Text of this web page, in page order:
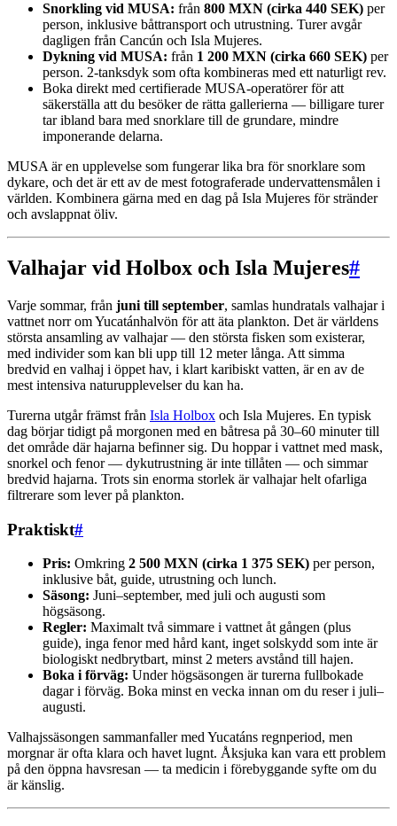
Snorkling vid MUSA: från 800 MXN (cirka 440 SEK) per
person, inklusive båttransport och utrustning. Turer avgår
dagligen från Cancún och Isla Mujeres.
Dykning vid MUSA: från 1 200 MXN (cirka 660 SEK) per
person. 2-tanksdyk som ofta kombineras med ett naturligt rev.
Boka direkt med certifierade MUSA-operatörer för att
säkerställa att du besöker de rätta gallerierna — billigare turer
tar ibland bara med snorklare till de grundare, mindre
imponerande delarna.
MUSA är en upplevelse som fungerar lika bra för snorklare som
dykare, och det är ett av de mest fotograferade undervattensmålen i
världen. Kombinera gärna med en dag på Isla Mujeres för stränder
och avslappnat öliv.
Valhajar vid Holbox och Isla Mujeres#
Varje sommar, från juni till september, samlas hundratals valhajar i
vattnet norr om Yucatánhalvön för att äta plankton. Det är världens
största ansamling av valhajar — den största fisken som existerar,
med individer som kan bli upp till 12 meter långa. Att simma
bredvid en valhaj i öppet hav, i klart karibiskt vatten, är en av de
mest intensiva naturupplevelser du kan ha.
Turerna utgår främst från Isla Holbox och Isla Mujeres. En typisk
dag börjar tidigt på morgonen med en båtresa på 30–60 minuter till
det område där hajarna befinner sig. Du hoppar i vattnet med mask,
snorkel och fenor — dykutrustning är inte tillåten — och simmar
bredvid hajarna. Trots sin enorma storlek är valhajar helt ofarliga
filtrerare som lever på plankton.
Praktiskt#
Pris: Omkring 2 500 MXN (cirka 1 375 SEK) per person,
inklusive båt, guide, utrustning och lunch.
Säsong: Juni–september, med juli och augusti som
högsäsong.
Regler: Maximalt två simmare i vattnet åt gången (plus
guide), inga fenor med hård kant, inget solskydd som inte är
biologiskt nedbrytbart, minst 2 meters avstånd till hajen.
Boka i förväg: Under högsäsongen är turerna fullbokade
dagar i förväg. Boka minst en vecka innan om du reser i juli–
augusti.
Valhajssäsongen sammanfaller med Yucatáns regnperiod, men
morgnar är ofta klara och havet lugnt. Åksjuka kan vara ett problem
på den öppna havsresan — ta medicin i förebyggande syfte om du
är känslig.